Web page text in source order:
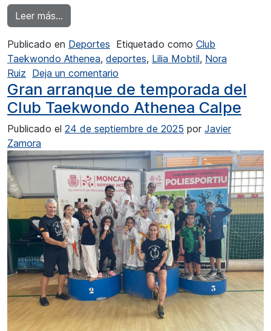
Leer más…
Publicado en Deportes Etiquetado como Club
Taekwondo Athenea, deportes, Lilia Mobtil, Nora
Ruiz Deja un comentario
Gran arranque de temporada del
Club Taekwondo Athenea Calpe
Publicado el 24 de septiembre de 2025 por Javier
Zamora